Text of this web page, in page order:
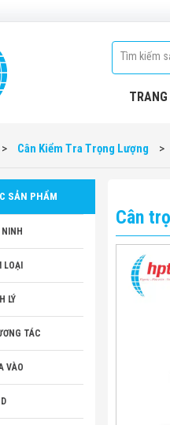
> Cân Kiểm Tra Trọng Lượng >
SẢN PHẨM
LOẠI
LÝ
TÁC
VÀO
Cân